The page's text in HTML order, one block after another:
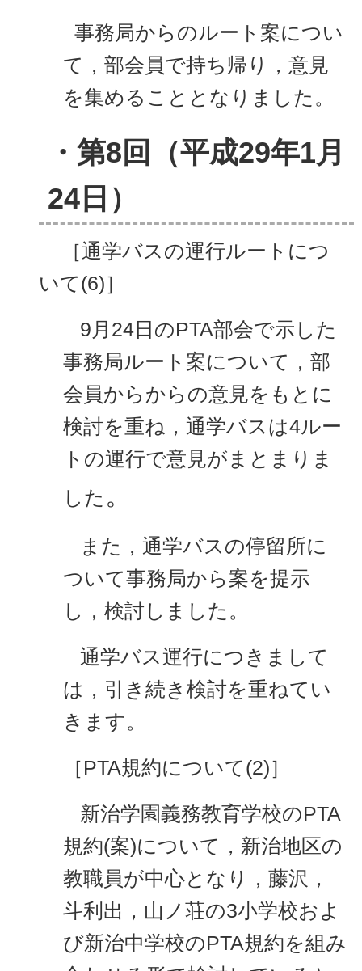
事務局からのルート案につい
て，部会員で持ち帰り，意見
を集めることとなりました。
・第8回（平成29年1月
24日）
［通学バスの運行ルートにつ
いて(6)］
9月24日のPTA部会で示した
事務局ルート案について，部
会員からからの意見をもとに
検討を重ね，通学バスは4ルー
トの運行で意見がまとまりま
した 。
また，通学バスの停留所に
ついて事務局から案を提示
し，検討しました。
通学バス運行につきまして
は，引き続き検討を重ねてい
きます。
［PTA規約について(2)］
新治学園義務教育学校のPTA
規約(案)について，新治地区の
教職員が中心となり，藤沢，
斗利出，山ノ荘の3小学校およ
び新治中学校のPTA規約を組み